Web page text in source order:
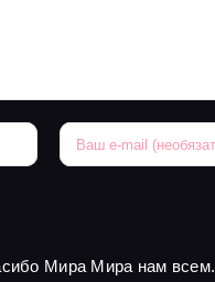
Мира Мира нам всем.